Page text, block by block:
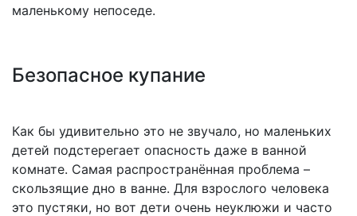
маленькому непоседе.
Безопасное купание
Как бы удивительно это не звучало, но маленьких
детей подстерегает опасность даже в ванной
комнате. Самая распространённая проблема –
скользящие дно в ванне. Для взрослого человека
это пустяки, но вот дети очень неуклюжи и часто